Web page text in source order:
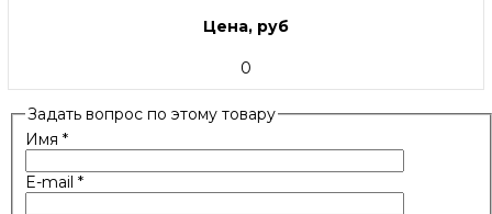
Цена, руб
0
Задать вопрос по этому товару
Имя *
E-mail *